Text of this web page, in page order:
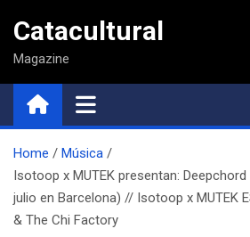
contenido
Catacultural
Magazine
Home
Música
Isotoop x MUTEK presentan:
julio en Barcelona) // Isotoop x MUTEK
& The Chi Factory